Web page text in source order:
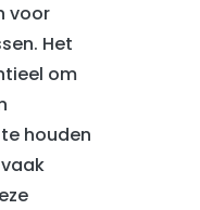
voor
Het
om
houden